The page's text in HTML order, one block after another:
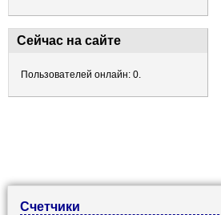
Сейчас на сайте
Пользователей онлайн: 0.
Счетчики